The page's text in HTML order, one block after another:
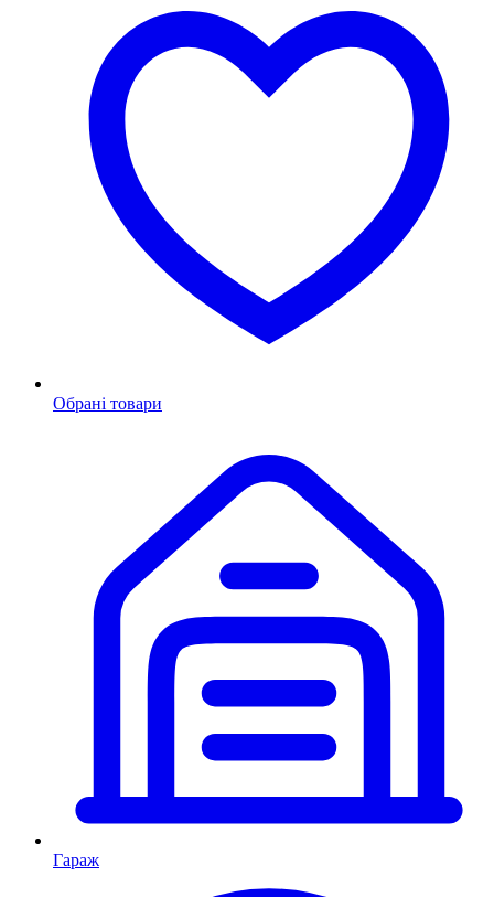
Обрані товари
Гараж